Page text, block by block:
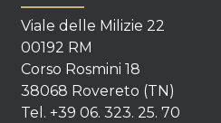
Viale delle Milizie 22
00192 RM
Corso Rosmini 18
38068 Rovereto (TN)
Tel. +39 06. 323. 25. 70